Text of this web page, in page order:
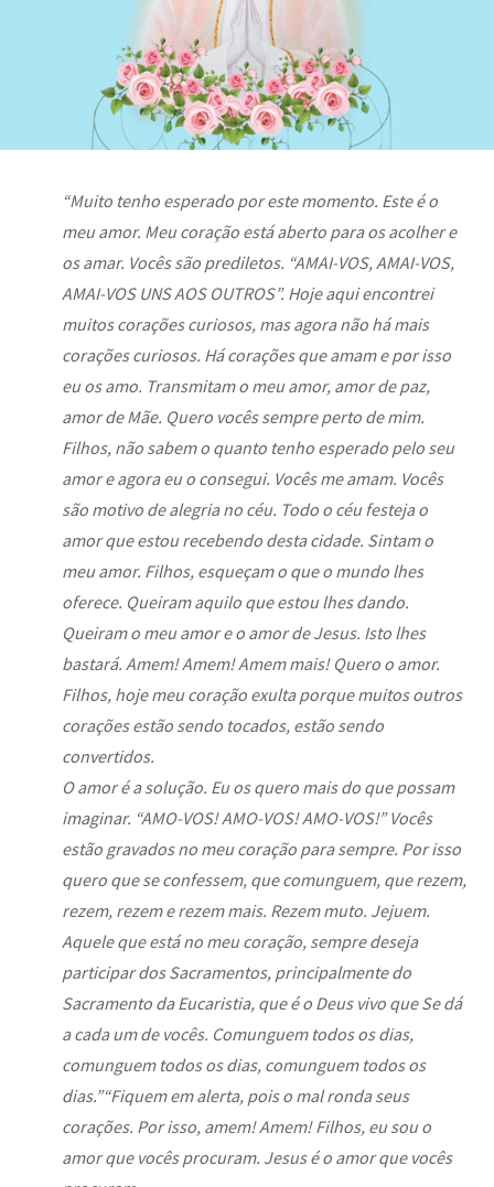
“Muito tenho esperado por este momento. Este é o
meu amor. Meu coração está aberto para os acolher e
os amar. Vocês são prediletos. “AMAI-VOS, AMAI-VOS,
AMAI-VOS UNS AOS OUTROS”. Hoje aqui encontrei
muitos corações curiosos, mas agora não há mais
corações curiosos. Há corações que amam e por isso
eu os amo. Transmitam o meu amor, amor de paz,
amor de Mãe. Quero vocês sempre perto de mim.
Filhos, não sabem o quanto tenho esperado pelo seu
amor e agora eu o consegui. Vocês me amam. Vocês
são motivo de alegria no céu. Todo o céu festeja o
amor que estou recebendo desta cidade. Sintam o
meu amor. Filhos, esqueçam o que o mundo lhes
oferece. Queiram aquilo que estou lhes dando.
Queiram o meu amor e o amor de Jesus. Isto lhes
bastará. Amem! Amem! Amem mais! Quero o amor.
Filhos, hoje meu coração exulta porque muitos outros
corações estão sendo tocados, estão sendo
convertidos.
O amor é a solução. Eu os quero mais do que possam
imaginar. “AMO-VOS! AMO-VOS! AMO-VOS!” Vocês
estão gravados no meu coração para sempre. Por isso
quero que se confessem, que comunguem, que rezem,
rezem, rezem e rezem mais. Rezem muto. Jejuem.
Aquele que está no meu coração, sempre deseja
participar dos Sacramentos, principalmente do
Sacramento da Eucaristia, que é o Deus vivo que Se dá
a cada um de vocês. Comunguem todos os dias,
comunguem todos os dias, comunguem todos os
dias.”“Fiquem em alerta, pois o mal ronda seus
corações. Por isso, amem! Amem! Filhos, eu sou o
amor que vocês procuram. Jesus é o amor que vocês